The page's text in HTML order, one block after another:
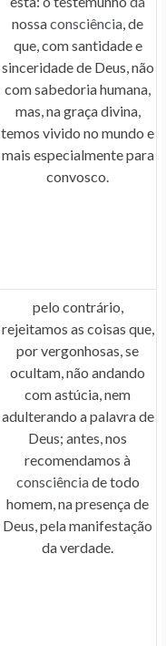
nossaconsciência, de
que, com santidade e
sinceridade de Deus, não
com sabedoria humana,
mas, na graça divina,
temos vivido no mundo e
mais especialmente para
convosco.
pelo contrário,
rejeitamos as coisas que,
por vergonhosas, se
ocultam, não andando
com astúcia, nem
adulterando a palavra de
Deus; antes, nos
recomendamos à
consciênciade todo
homem, na presença de
Deus, pela manifestação
da verdade.